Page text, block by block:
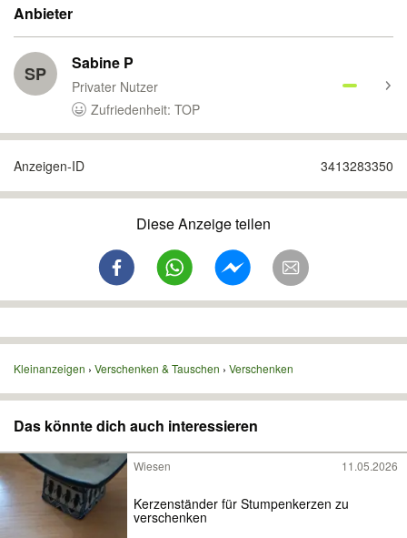
Anbieter
SP Sabine P
Privater Nutzer
Zufriedenheit: TOP
Anzeigen-ID 3413283350
Diese Anzeige teilen
Kleinanzeigen Verschenken & Tauschen Verschenken
Das könnte dich auch interessieren
Wiesen 11.05.2026
Kerzenständer für Stumpenkerzen zu
verschenken